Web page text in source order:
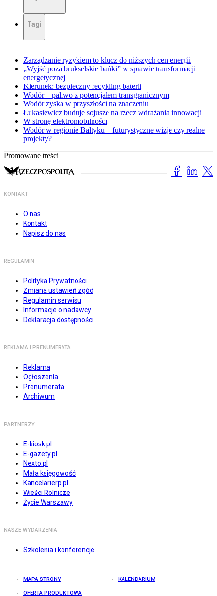
Tagi
Zarządzanie ryzykiem to klucz do niższych cen energii
„Wyjść poza brukselskie bańki” w sprawie transformacji
energetycznej
Kierunek: bezpieczny recykling baterii
Wodór – paliwo z potencjałem transgranicznym
Wodór zyska w przyszłości na znaczeniu
Łukasiewicz buduje sojusze na rzecz wdrażania innowacji
W stronę elektromobilności
Wodór w regionie Bałtyku – futurystyczne wizje czy realne
projekty?
Promowane treści
KONTAKT
O nas
Kontakt
Napisz do nas
REGULAMIN
Polityka Prywatności
Zmiana ustawień zgód
Regulamin serwisu
Informacje o nadawcy
Deklaracja dostępności
REKLAMA I PRENUMERATA
Reklama
Ogłoszenia
Prenumerata
Archiwum
PARTNERZY
E-kiosk.pl
E-gazety.pl
Nexto.pl
Mała księgowość
Kancelarierp.pl
Wieści Rolnicze
Życie Warszawy
NASZE WYDARZENIA
Szkolenia i konferencje
MAPA STRONY KALENDARIUM
OFERTA PRODUKTOWA